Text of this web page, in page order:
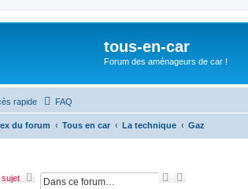
tous-en-car
Forum des aménageurs de car !
rapide FAQ
du forum Tous en car La technique Gaz
sujet
R